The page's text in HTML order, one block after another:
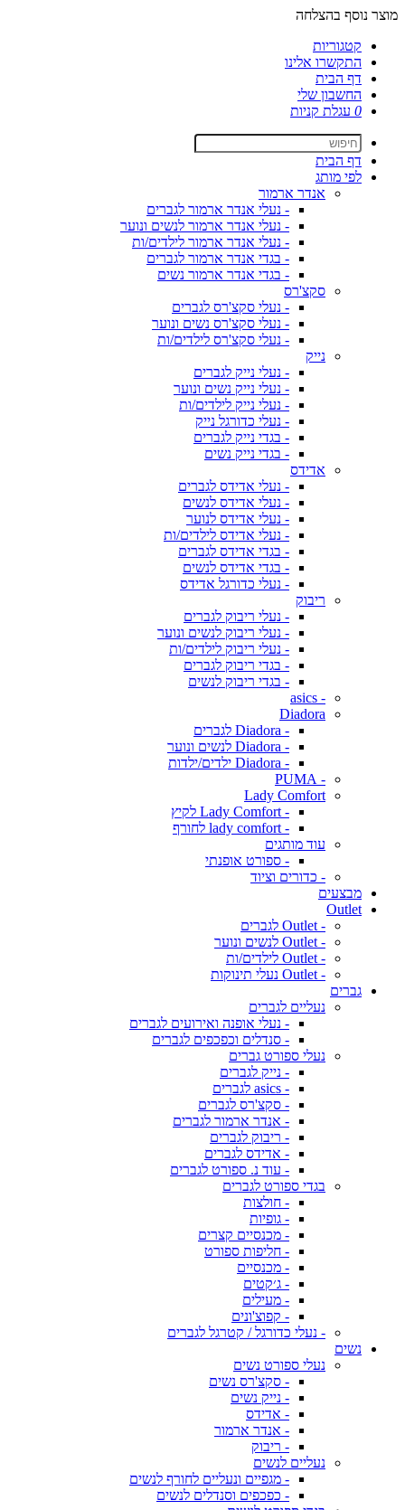
מוצר נוסף בהצלחה
קטגוריות
התקשרו אלינו
דף הבית
החשבון שלי
0 עגלת קניות
דף הבית
לפי מותג
אנדר ארמור
- נעלי אנדר ארמור לגברים
- נעלי אנדר ארמור לנשים ונוער
- נעלי אנדר ארמור לילדים/ות
- בגדי אנדר ארמור לגברים
- בגדי אנדר ארמור נשים
סקצ'רס
- נעלי סקצ'רס לגברים
- נעלי סקצ'רס נשים ונוער
- נעלי סקצ'רס לילדים/ות
נייק
- נעלי נייק לגברים
- נעלי נייק נשים ונוער
- נעלי נייק לילדים/ות
- נעלי כדורגל נייק
- בגדי נייק לגברים
- בגדי נייק נשים
אדידס
- נעלי אדידס לגברים
- נעלי אדידס לנשים
- נעלי אדידס לנוער
- נעלי אדידס לילדים/ות
- בגדי אדידס לגברים
- בגדי אדידס לנשים
- נעלי כדורגל אדידס
ריבוק
- נעלי ריבוק לגברים
- נעלי ריבוק לנשים ונוער
- נעלי ריבוק לילדים/ות
- בגדי ריבוק לגברים
- בגדי ריבוק לנשים
- asics
Diadora
- Diadora לגברים
- Diadora לנשים ונוער
- Diadora ילדים/ילדות
- PUMA
Lady Comfort
- Lady Comfort לקיץ
- lady comfort לחורף
עוד מותגים
- ספורט אופנתי
- כדורים וציוד
מבצעים
Outlet
- Outlet לגברים
- Outlet לנשים ונוער
- Outlet לילדים/ות
- Outlet נעלי תינוקות
גברים
נעליים לגברים
- נעלי אופנה ואירועים לגברים
- סנדלים וכפכפים לגברים
נעלי ספורט גברים
- נייק לגברים
- asics לגברים
- סקצ'רס לגברים
- אנדר ארמור לגברים
- ריבוק לגברים
- אדידס לגברים
- עוד נ. ספורט לגברים
בגדי ספורט לגברים
- חולצות
- גופיות
- מכנסיים קצרים
- חליפות ספורט
- מכנסיים
- ג׳קטים
- מעילים
- קפוצ'ונים
- נעלי כדורגל / קטרגל לגברים
נשים
נעלי ספורט נשים
- סקצ'רס נשים
- נייק נשים
- אדידס
- אנדר ארמור
- ריבוק
נעליים לנשים
- מגפיים ונעליים לחורף לנשים
- כפכפים וסנדלים לנשים